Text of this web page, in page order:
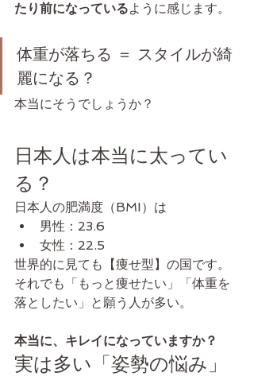
たり前になっているように感じます。
体重が落ちる ＝ スタイルが綺
麗になる？
本当にそうでしょうか？
日本人は本当に太ってい
る？
日本人の肥満度（BMI）は
男性：23.6
女性：22.5
世界的に見ても【痩せ型】の国です。
それでも「もっと痩せたい」「体重を
落としたい」と願う人が多い。
本当に、キレイになっていますか？
実は多い「姿勢の悩み」